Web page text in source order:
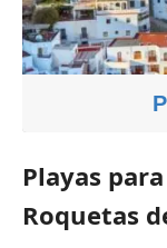
Playas
Roquetas